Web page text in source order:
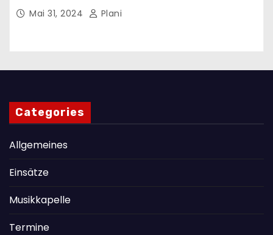
Mai 31, 2024 Plani
Categories
Allgemeines
Einsätze
Musikkapelle
Termine